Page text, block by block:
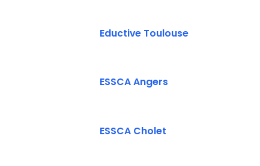
Eductive Toulouse
ESSCA Angers
ESSCA Cholet